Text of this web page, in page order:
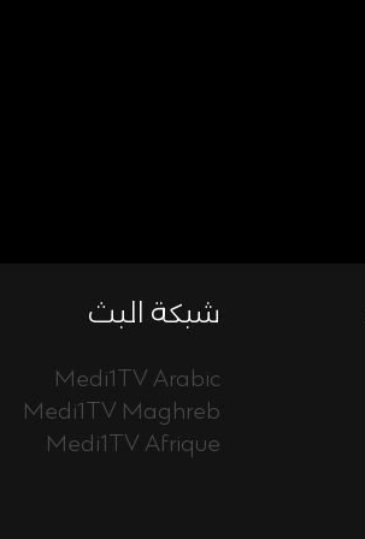
شبكة البث
Medi1TV Arabic
Medi1TV Maghreb
Medi1TV Afrique